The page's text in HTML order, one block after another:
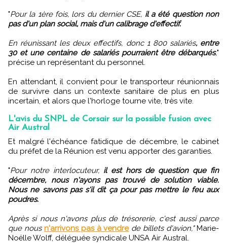
"Pour la 1ère fois, lors du dernier CSE, il a été question non
pas d'un plan social, mais d'un calibrage d'effectif.
En réunissant les deux effectifs, donc 1 800 salariés, entre
30 et une centaine de salariés pourraient être débarqués,"
précise un représentant du personnel.
En attendant, il convient pour le transporteur réunionnais
de survivre dans un contexte sanitaire de plus en plus
incertain, et alors que l'horloge tourne vite, très vite.
L'avis du SNPL de Corsair sur la possible fusion avec
Air Austral
Et malgré l'échéance fatidique de décembre, le cabinet
du préfet de la Réunion est venu apporter des garanties.
"Pour notre interlocuteur, il est hors de question que fin
décembre, nous n'ayons pas trouvé de solution viable.
Nous ne savons pas s'il dit ça pour pas mettre le feu aux
poudres.
Après si nous n'avons plus de trésorerie, c'est aussi parce
que nous n'arrivons pas à vendrede billets d'avion,"Marie-
Noëlle Wolff, déléguée syndicale UNSA Air Austral.